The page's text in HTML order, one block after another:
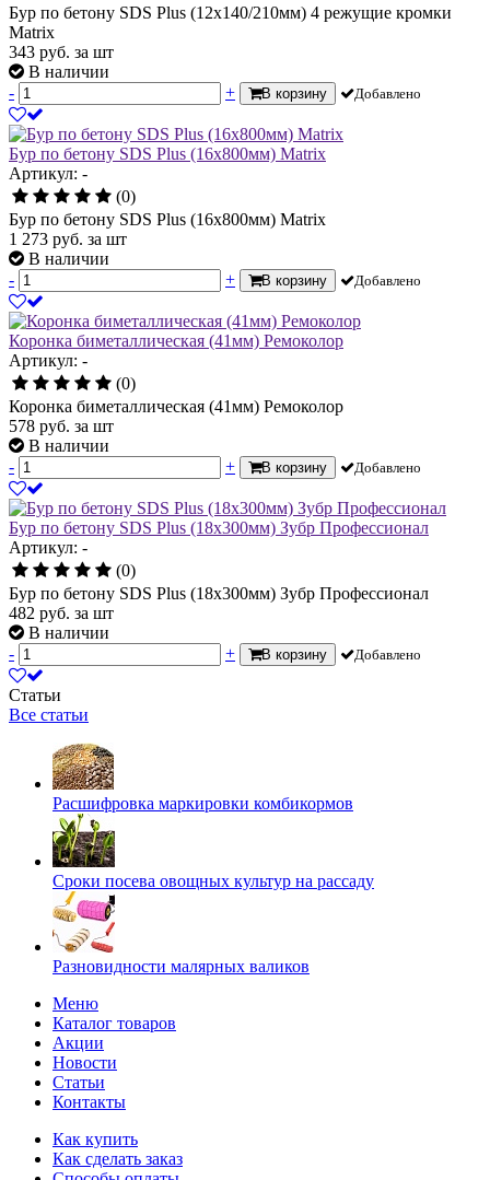
Бур по бетону SDS Plus (12х140/210мм) 4 режущие кромки
Matrix
343 руб. за шт
В наличии
-
+ В корзину Добавлено
Бур по бетону SDS Plus (16х800мм) Matrix
Артикул: -
(0)
Бур по бетону SDS Plus (16х800мм) Matrix
1 273 руб. за шт
В наличии
-
+ В корзину Добавлено
Коронка биметаллическая (41мм) Ремоколор
Артикул: -
(0)
Коронка биметаллическая (41мм) Ремоколор
578 руб. за шт
В наличии
-
+ В корзину Добавлено
Бур по бетону SDS Plus (18х300мм) Зубр Профессионал
Артикул: -
(0)
Бур по бетону SDS Plus (18х300мм) Зубр Профессионал
482 руб. за шт
В наличии
-
+ В корзину Добавлено
Статьи
Все статьи
Расшифровка маркировки комбикормов
Сроки посева овощных культур на рассаду
Разновидности малярных валиков
Меню
Каталог товаров
Акции
Новости
Статьи
Контакты
Как купить
Как сделать заказ